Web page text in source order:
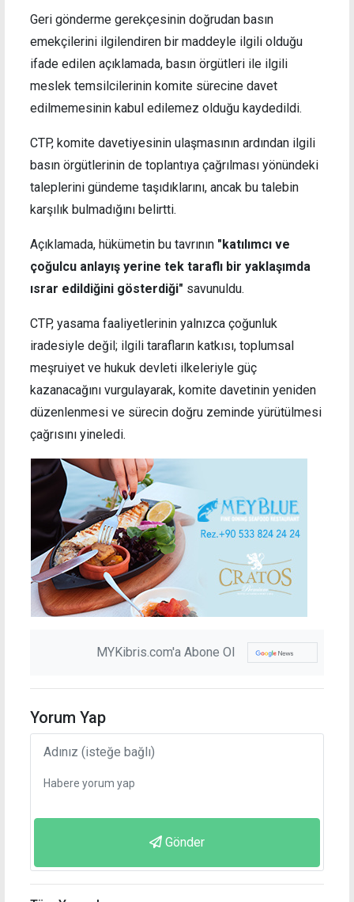
Geri gönderme gerekçesinin doğrudan basın
emekçilerini ilgilendiren bir maddeyle ilgili olduğu
ifade edilen açıklamada, basın örgütleri ile ilgili
meslek temsilcilerinin komite sürecine davet
edilmemesinin kabul edilemez olduğu kaydedildi.
CTP, komite davetiyesinin ulaşmasının ardından ilgili
basın örgütlerinin de toplantıya çağrılması yönündeki
taleplerini gündeme taşıdıklarını, ancak bu talebin
karşılık bulmadığını belirtti.
Açıklamada, hükümetin bu tavrının "katılımcı ve
çoğulcu anlayış yerine tek taraflı bir yaklaşımda
ısrar edildiğini gösterdiği" savunuldu.
CTP, yasama faaliyetlerinin yalnızca çoğunluk
iradesiyle değil; ilgili tarafların katkısı, toplumsal
meşruiyet ve hukuk devleti ilkeleriyle güç
kazanacağını vurgulayarak, komite davetinin yeniden
düzenlenmesi ve sürecin doğru zeminde yürütülmesi
çağrısını yineledi.
MYKibris.com'a Abone Ol
Yorum Yap
Gönder